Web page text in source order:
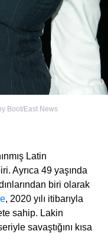
Boot/East News
Latin
Ayrıca 49 yaşında
biri olarak
, 2020 yılı itibarıyla
sahip. Lakin
savaştığını kısa